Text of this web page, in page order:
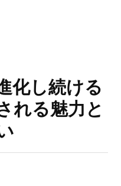
化し続ける
れる魅力と